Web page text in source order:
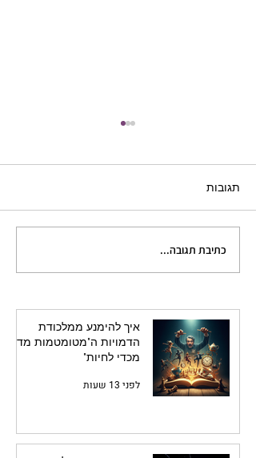
הגיבור ככדור ביליארד: איך
להפיח חיים בדמויות המשנה
תגובות
כתיבת תגובה...
איך להימנע ממלכודת
הדמויות ה"מטומטמות מדי
מכדי לחיות"
לפני 13 שעות